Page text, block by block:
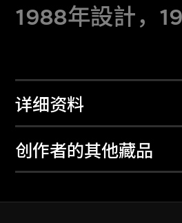
1988年設計，
详细资料
创作者的其他藏品